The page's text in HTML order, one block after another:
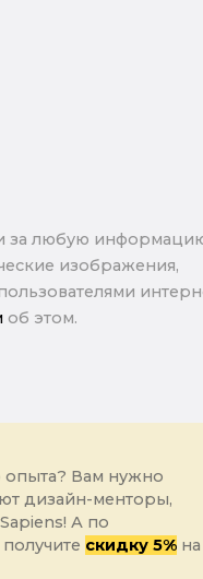
за любую
изображения,
об этом.
опыта? Вам нужно
дизайн-менторы,
А по
скидку 5%на